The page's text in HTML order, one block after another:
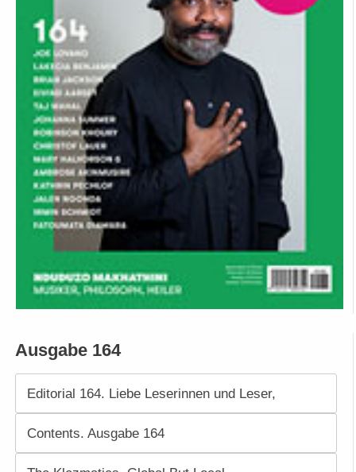
Ausgabe 164
Editorial 164. Liebe Leserinnen und Leser,
Contents. Ausgabe 164